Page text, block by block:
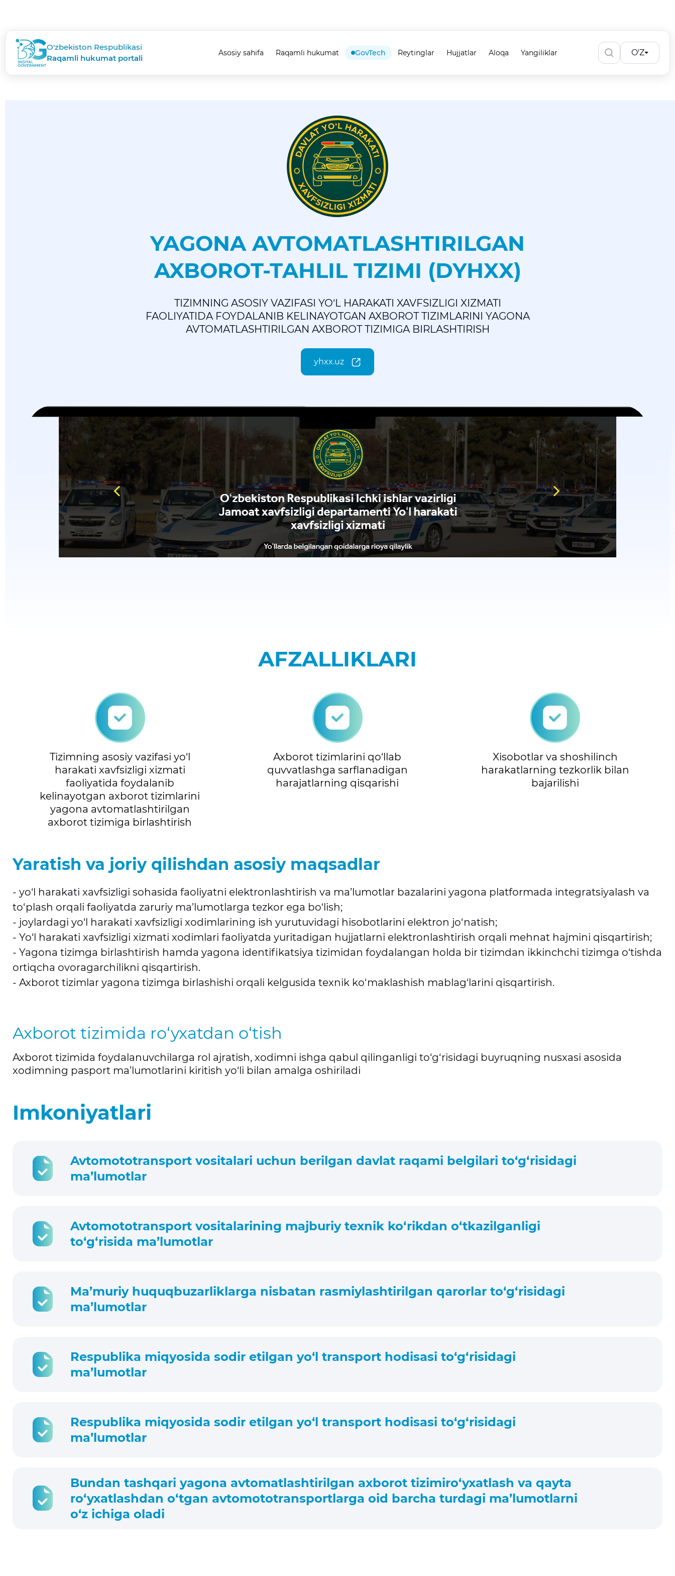
O'zbekiston Respublikasi
Raqamli hukumat portali
Asosiy sahifa Raqamli hukumat GovTech Reytinglar Hujjatlar Aloqa Yangiliklar O'Z
YAGONA AVTOMATLASHTIRILGAN
AXBOROT-TAHLIL TIZIMI (DYHXX)
TIZIMNING ASOSIY VAZIFASI YO‘L HARAKATI XAVFSIZLIGI XIZMATI
FAOLIYATIDA FOYDALANIB KELINAYOTGAN AXBOROT TIZIMLARINI YAGONA
AVTOMATLASHTIRILGAN AXBOROT TIZIMIGA BIRLASHTIRISH
yhxx.uz
AFZALLIKLARI
Tizimning asosiy vazifasi yo‘l
harakati xavfsizligi xizmati
faoliyatida foydalanib
kelinayotgan axborot tizimlarini
yagona avtomatlashtirilgan
axborot tizimiga birlashtirish
Axborot tizimlarini qo‘llab
quvvatlashga sarflanadigan
harajatlarning qisqarishi
Xisobotlar va shoshilinch
harakatlarning tezkorlik bilan
bajarilishi
Yaratish va joriy qilishdan asosiy maqsadlar
- yo‘l harakati xavfsizligi sohasida faoliyatni elektronlashtirish va ma’lumotlar bazalarini yagona platformada integratsiyalash va
to‘plash orqali faoliyatda zaruriy ma’lumotlarga tezkor ega bo‘lish;
- joylardagi yo‘l harakati xavfsizligi xodimlarining ish yurutuvidagi hisobotlarini elektron jo‘natish;
- Yo‘l harakati xavfsizligi xizmati xodimlari faoliyatda yuritadigan hujjatlarni elektronlashtirish orqali mehnat hajmini qisqartirish;
- Yagona tizimga birlashtirish hamda yagona identifikatsiya tizimidan foydalangan holda bir tizimdan ikkinchchi tizimga o‘tishda
ortiqcha ovoragarchilikni qisqartirish.
- Axborot tizimlar yagona tizimga birlashishi orqali kelgusida texnik ko‘maklashish mablag‘larini qisqartirish.
Axborot tizimida ro‘yxatdan o‘tish
Axborot tizimida foydalanuvchilarga rol ajratish, xodimni ishga qabul qilinganligi to‘g‘risidagi buyruqning nusxasi asosida
xodimning pasport ma’lumotlarini kiritish yo‘li bilan amalga oshiriladi
Imkoniyatlari
Avtomototransport vositalari uchun berilgan davlat raqami belgilari to‘g‘risidagi
ma’lumotlar
Avtomototransport vositalarining majburiy texnik ko‘rikdan o‘tkazilganligi
to‘g‘risida ma’lumotlar
Ma’muriy huquqbuzarliklarga nisbatan rasmiylashtirilgan qarorlar to‘g‘risidagi
ma’lumotlar
Respublika miqyosida sodir etilgan yo‘l transport hodisasi to‘g‘risidagi
ma’lumotlar
Respublika miqyosida sodir etilgan yo‘l transport hodisasi to‘g‘risidagi
ma’lumotlar
Bundan tashqari yagona avtomatlashtirilgan axborot tizimiro‘yxatlash va qayta
ro‘yxatlashdan o‘tgan avtomototransportlarga oid barcha turdagi ma’lumotlarni
o‘z ichiga oladi